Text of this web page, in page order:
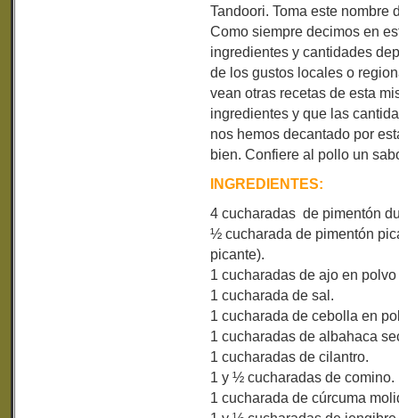
Tandoori. Toma este nombre
Como siempre decimos en
ingredientes y cantidades
de los gustos locales o
vean otras recetas de esta
ingredientes y que las
nos hemos decantado por
bien. Confiere al pollo un
INGREDIENTES:
4 cucharadas de pimentón
½ cucharada de pimentón
picante).
1 cucharadas de ajo en
1 cucharada de sal.
1 cucharada de cebolla en
1 cucharadas de albahaca
1 cucharadas de cilantro.
1 y ½ cucharadas de comino.
1 cucharada de cúrcuma